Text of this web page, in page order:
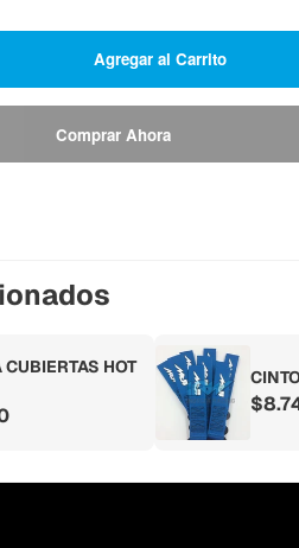
Agregar al Carrito
Comprar Ahora
HOT